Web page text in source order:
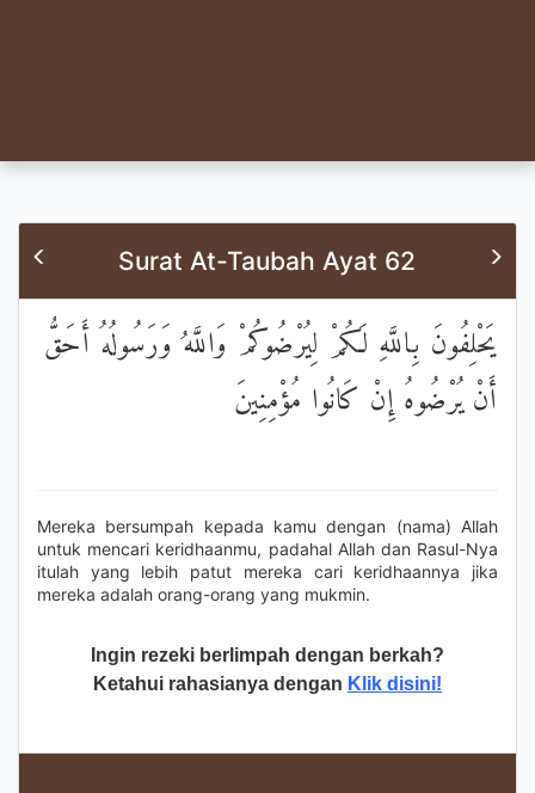
Surat At-Taubah Ayat 62
يَحْلِفُونَ بِاللَّهِ لَكُمْ لِيُرْضُوكُمْ وَاللَّهُ وَرَسُولُهُ أَحَقُّ
أَنْ يُرْضُوهُ إِنْ كَانُوا مُؤْمِنِينَ
Mereka bersumpah kepada kamu dengan (nama) Allah
untuk mencari keridhaanmu, padahal Allah dan Rasul-Nya
itulah yang lebih patut mereka cari keridhaannya jika
mereka adalah orang-orang yang mukmin.
Ingin rezeki berlimpah dengan berkah?
Ketahui rahasianya dengan Klik disini!